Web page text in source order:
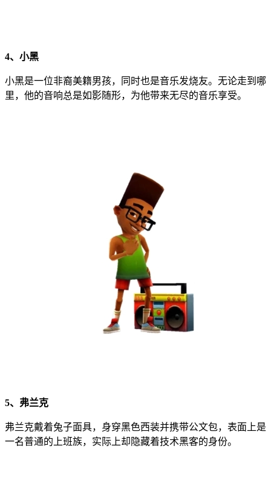
4、小黑
小黑是一位非裔美籍男孩，同时也是音乐发烧友。无论走到哪
里，他的音响总是如影随形，为他带来无尽的音乐享受。
5、弗兰克
弗兰克戴着兔子面具，身穿黑色西装并携带公文包，表面上是
一名普通的上班族，实际上却隐藏着技术黑客的身份。